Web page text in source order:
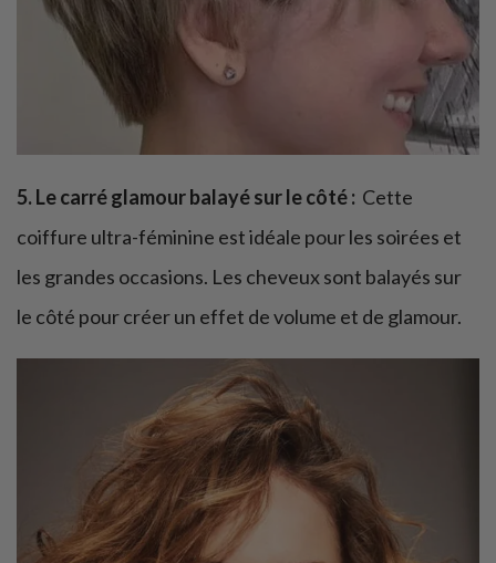
5. Le carré glamour balayé sur le côté : Cette
coiffure ultra-féminine est idéale pour les soirées et
les grandes occasions. Les cheveux sont balayés sur
le côté pour créer un effet de volume et de glamour.